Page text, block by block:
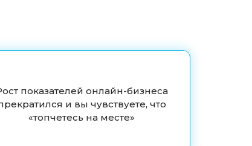
показателей онлайн-бизнеса
и вы чувствуете, что
«топчетесь на месте»